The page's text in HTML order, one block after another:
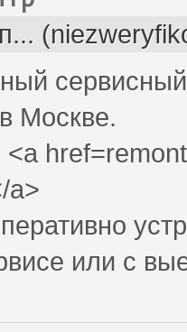
Москве.
a>
или с